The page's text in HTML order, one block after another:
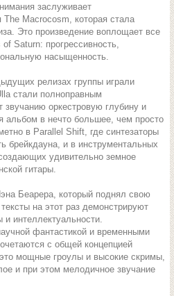
заслуживает
The Macrocosm, которая стала
Это произведение воплощает все
Saturn: прогрессивность,
насыщенность.
релизах группы играли
стали полноправным
оркестровую глубину и
альбом в нечто большее, чем просто
в Parallel Shift, где синтезаторы
брейкдауна, и в инструментальных
удивительно земное
гитары.
Беарера, который поднял свою
на этот раз демонстрируют
интеллектуальности.
фантастикой и временными
с общей концепцией
мощные гроулы и высокие скримы,
и при этом мелодичное звучание